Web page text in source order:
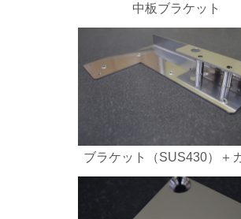
中板ブラケット
ブラケット（SUS430）＋